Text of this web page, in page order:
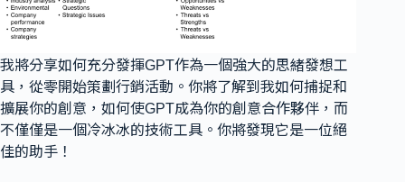
我將分享如何充分發揮GPT作為一個強大的思緒發想工
具，從零開始策劃行銷活動。你將了解到我如何捕捉和
擴展你的創意，如何使GPT成為你的創意合作夥伴，而
不僅僅是一個冷冰冰的技術工具。你將發現它是一位絕
佳的助手！